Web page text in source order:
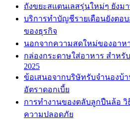
ถังขยะสแตนเลสรุ่นใหม่ๆ ยังม
บริการทำบัญชีรายเดือนยังตอ
ของธุรกิจ
นอกจากความสดใหม่ของอาห
กล่องกระดาษใส่อาหาร สำหรั
2025
ข้อเสนอจากบริษัทรับจำนองบ้
อัตราดอกเบี้ย
การทำงานของตลับลูกปืนล้อ
ความปลอดภัย